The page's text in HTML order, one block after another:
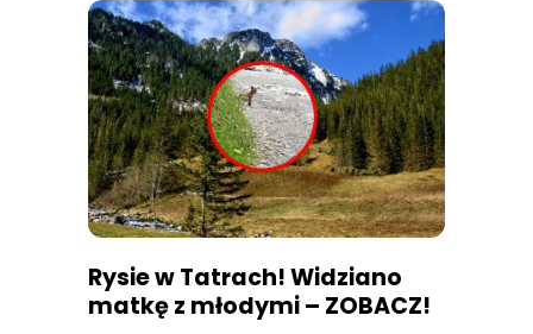
Rysie w Tatrach! Widziano
matkę z młodymi – ZOBACZ!